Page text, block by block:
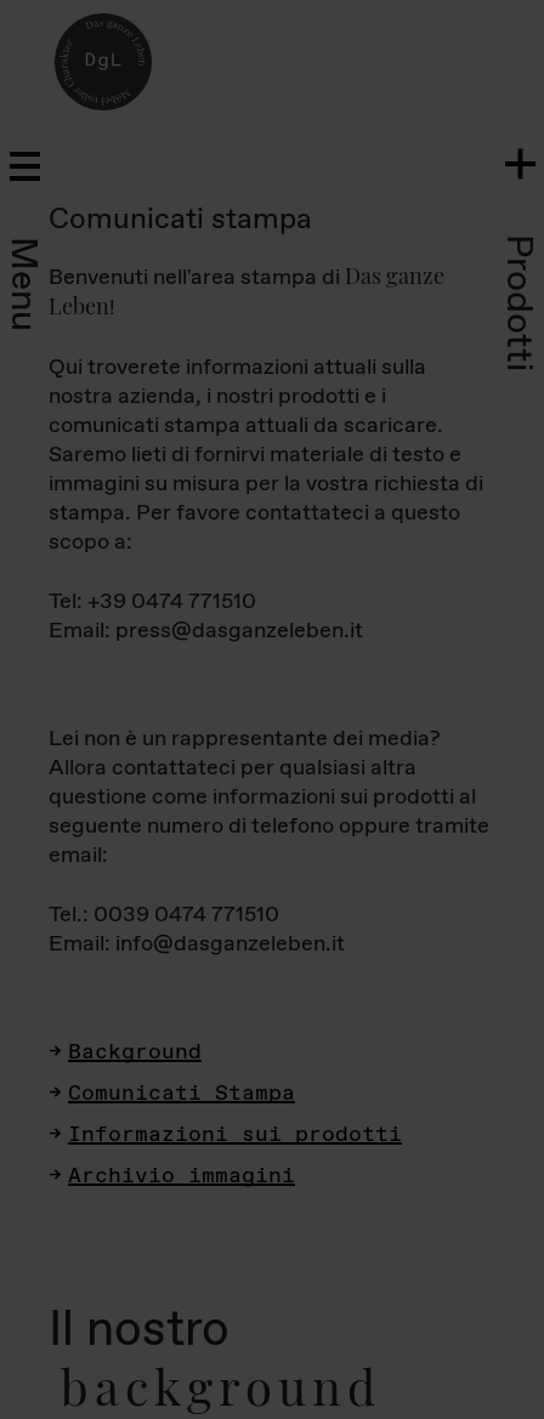
Menu Prodotti
Comunicati stampa
Benvenuti nell'area stampa di Das ganze
Leben!
Qui troverete informazioni attuali sulla
nostra azienda, i nostri prodotti e i
comunicati stampa attuali da scaricare.
Saremo lieti di fornirvi materiale di testo e
immagini su misura per la vostra richiesta di
stampa. Per favore contattateci a questo
scopo a:
Tel: +39 0474 771510
Email: press@dasganzeleben.it
Lei non è un rappresentante dei media?
Allora contattateci per qualsiasi altra
questione come informazioni sui prodotti al
seguente numero di telefono oppure tramite
email:
Tel.: 0039 0474 771510
Email: info@dasganzeleben.it
Background
Comunicati Stampa
Informazioni sui prodotti
Archivio immagini
Il nostro
background